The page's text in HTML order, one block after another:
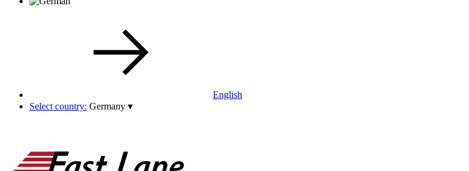
English
Select country: Germany ▾